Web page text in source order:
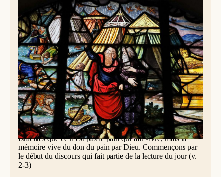
Vitrail, Chapelle du cloître de l'église Saint-Etienne-du-Mont, Paris (FR) ©
Lawrence Lew, OP
Dieu nourrit son peuple et sa mémoire (Deutéronome
8,2-18)
Une fois encore, le censeur massacre un texte de l’Ancien
Testament, n’en gardant que des bribes (les versets 2-3 et
14b-16a, et encore, dans une traduction approximative) :
juste de quoi rappeler que Dieu a donné la manne à son
peuple dans un désert « vaste et terrifiant »… Or, dans le
texte d’où ces phrases ont été extraite, Moïse explique aux
Israélites que ce n’est pas le pain qui fait vivre, mais la
mémoire vive du don du pain par Dieu. Commençons par
le début du discours qui fait partie de la lecture du jour (v.
2-3)